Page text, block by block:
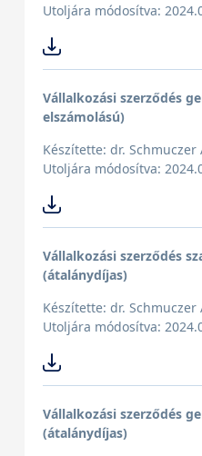
Utoljára módosítva:
Vállalkozási szerződés
elszámolású)
Készítette: dr. Schmuczer
Utoljára módosítva:
Vállalkozási szerződés
(átalánydíjas)
Készítette: dr. Schmuczer
Utoljára módosítva:
Vállalkozási szerződés
(átalánydíjas)